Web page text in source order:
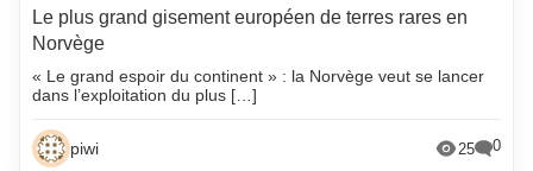
Le plus grand gisement européen de terres rares en
Norvège
« Le grand espoir du continent » : la Norvège veut se lancer
dans l’exploitation du plus […]
piwi 25 0